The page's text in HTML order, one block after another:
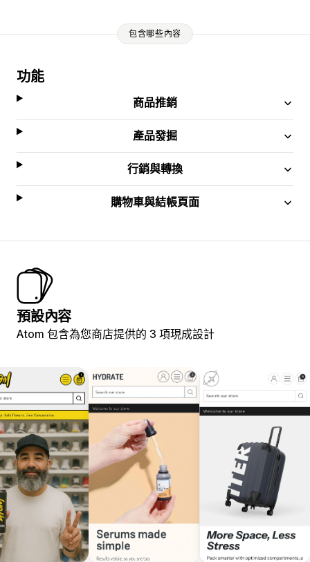
包含哪些內容
功能
商品推銷
產品發掘
行銷與轉換
購物車與結帳頁面
預設內容
Atom 包含為您商店提供的 3 項現成設計